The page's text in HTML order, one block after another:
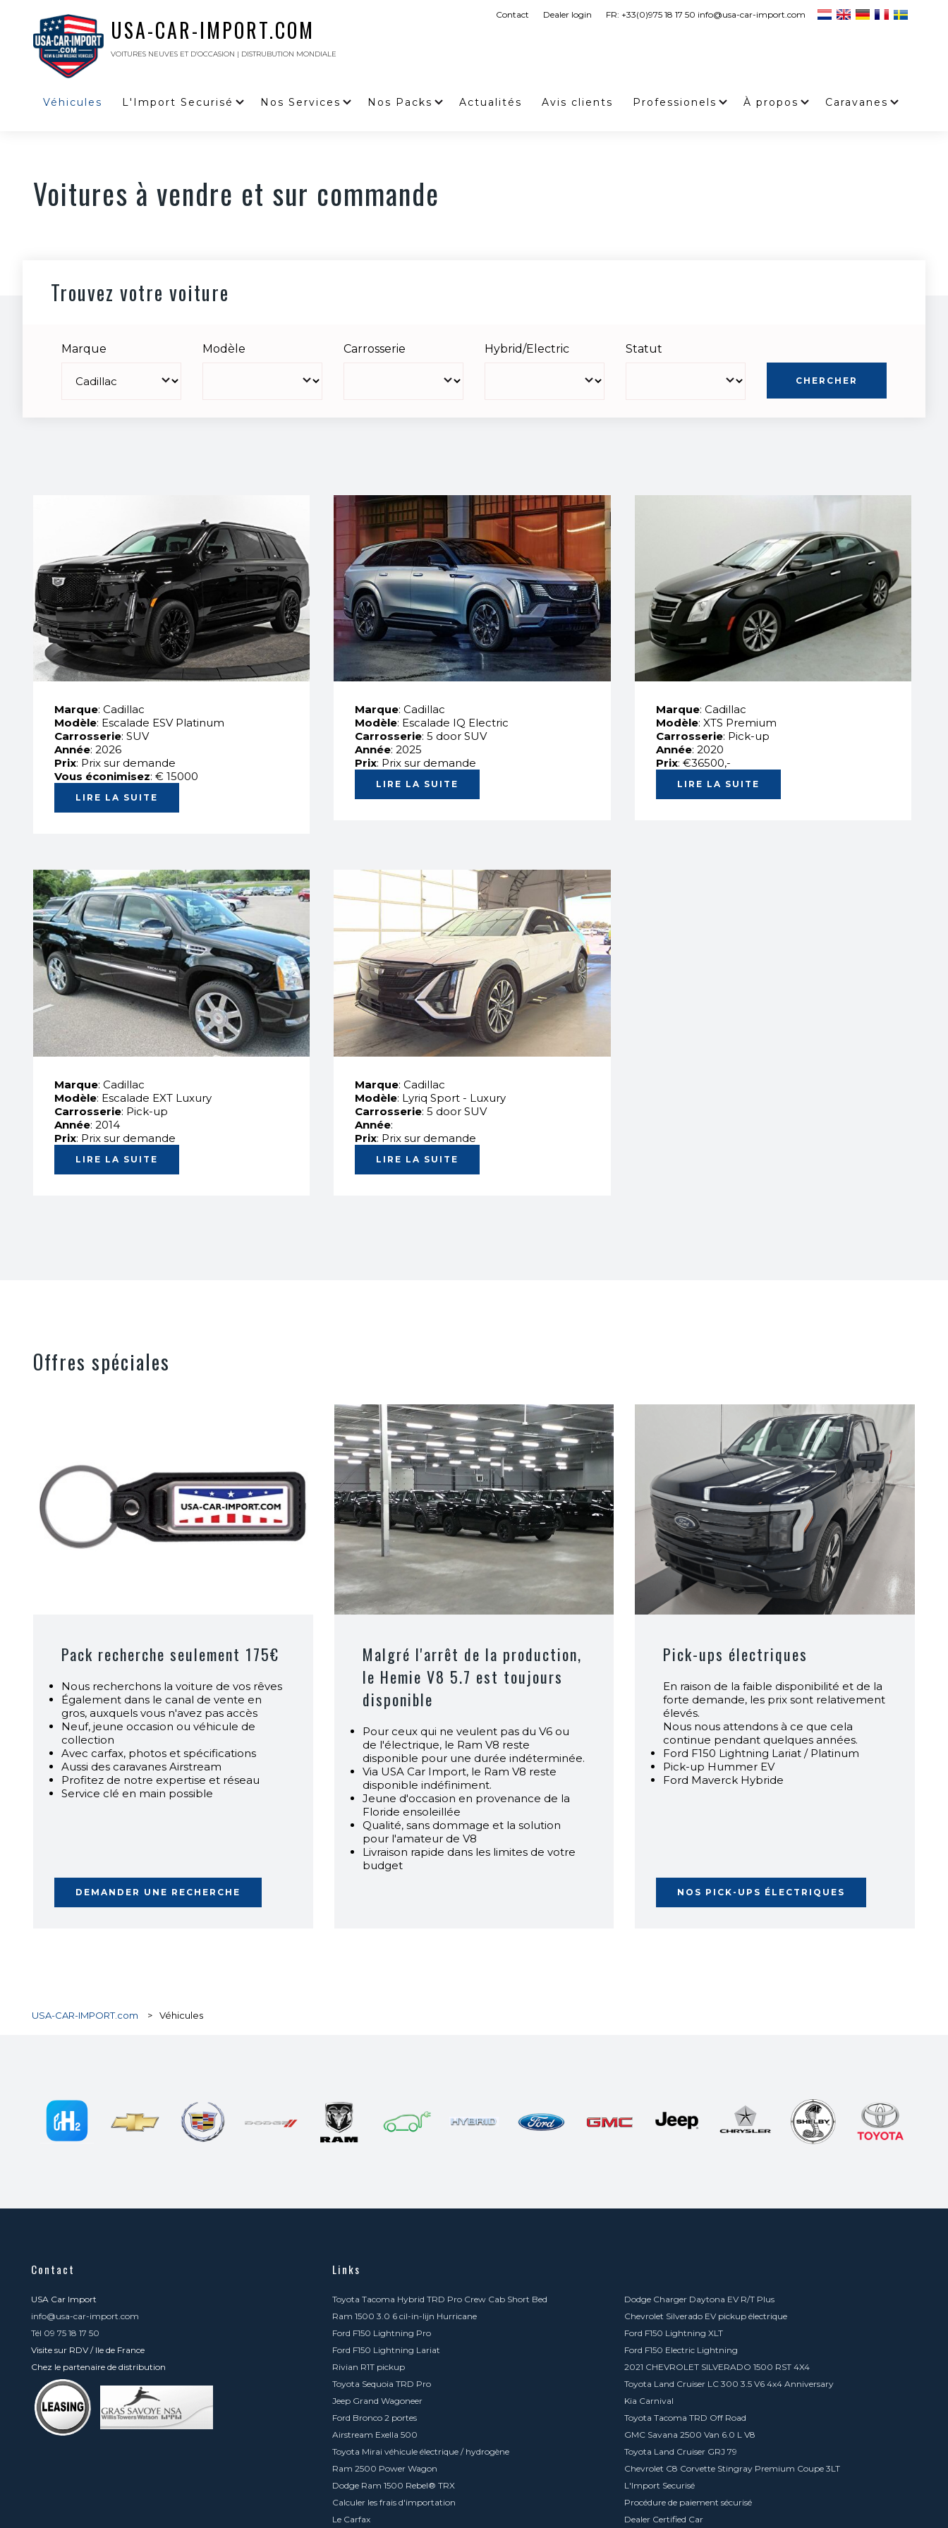
USA-CAR-IMPORT.COM
VOITURES NEUVES ET D’OCCASION | DISTRUBUTION MONDIALE
Contact Dealer login FR: +33(0)975 18 17 50 info@usa-car-import.com
Véhicules L'Import Securisé Nos Services Nos Packs Actualités Avis clients Professionels À propos Caravanes
Voitures à vendre et sur commande
Trouvez votre voiture
Marque Modèle Carrosserie Hybrid/Electric Statut
Marque: Cadillac
Modèle: Escalade ESV Platinum
Carrosserie: SUV
Année: 2026
Prix: Prix sur demande
Vous éconimisez: € 15000
LIRE LA SUITE
Marque: Cadillac
Modèle: Escalade IQ Electric
Carrosserie: 5 door SUV
Année: 2025
Prix: Prix sur demande
LIRE LA SUITE
Marque: Cadillac
Modèle: XTS Premium
Carrosserie: Pick-up
Année: 2020
Prix: €36500,-
LIRE LA SUITE
Marque: Cadillac
Modèle: Escalade EXT Luxury
Carrosserie: Pick-up
Année: 2014
Prix: Prix sur demande
LIRE LA SUITE
Marque: Cadillac
Modèle: Lyriq Sport - Luxury
Carrosserie: 5 door SUV
Année:
Prix: Prix sur demande
LIRE LA SUITE
Offres spéciales
Pack recherche seulement 175€
Nous recherchons la voiture de vos rêves
Également dans le canal de vente en
gros, auxquels vous n'avez pas accès
Neuf, jeune occasion ou véhicule de
collection
Avec carfax, photos et spécifications
Aussi des caravanes Airstream
Profitez de notre expertise et réseau
Service clé en main possible
DEMANDER UNE RECHERCHE
Malgré l'arrêt de la production,
le Hemie V8 5.7 est toujours
disponible
Pour ceux qui ne veulent pas du V6 ou
de l'électrique, le Ram V8 reste
disponible pour une durée indéterminée.
Via USA Car Import, le Ram V8 reste
disponible indéfiniment.
Jeune d'occasion en provenance de la
Floride ensoleillée
Qualité, sans dommage et la solution
pour l'amateur de V8
Livraison rapide dans les limites de votre
budget
Pick-ups électriques
En raison de la faible disponibilité et de la
forte demande, les prix sont relativement
élevés.
Nous nous attendons à ce que cela
continue pendant quelques années.
Ford F150 Lightning Lariat / Platinum
Pick-up Hummer EV
Ford Maverck Hybride
NOS PICK-UPS ÉLECTRIQUES
USA-CAR-IMPORT.com > Véhicules
Contact
USA Car Import
info@usa-car-import.com
Tél 09 75 18 17 50
Visite sur RDV / Ile de France
Chez le partenaire de distribution
Links
Toyota Tacoma Hybrid TRD Pro Crew Cab Short Bed
Dodge Charger Daytona EV R/T Plus
Ram 1500 3.0 6 cil-in-lijn Hurricane
Chevrolet Silverado EV pickup électrique
Ford F150 Lightning Pro
Ford F150 Lightning XLT
Ford F150 Lightning Lariat
Ford F150 Electric Lightning
Rivian R1T pickup
2021 CHEVROLET SILVERADO 1500 RST 4X4
Toyota Sequoia TRD Pro
Toyota Land Cruiser LC 300 3.5 V6 4x4 Anniversary
Jeep Grand Wagoneer
Kia Carnival
Ford Bronco 2 portes
Toyota Tacoma TRD Off Road
Airstream Exella 500
GMC Savana 2500 Van 6.0 L V8
Toyota Mirai véhicule électrique / hydrogène
Toyota Land Cruiser GRJ 79
Ram 2500 Power Wagon
Chevrolet C8 Corvette Stingray Premium Coupe 3LT
Dodge Ram 1500 Rebel® TRX
L'Import Securisé
Calculer les frais d'importation
Procédure de paiement sécurisé
Le Carfax
Dealer Certified Car